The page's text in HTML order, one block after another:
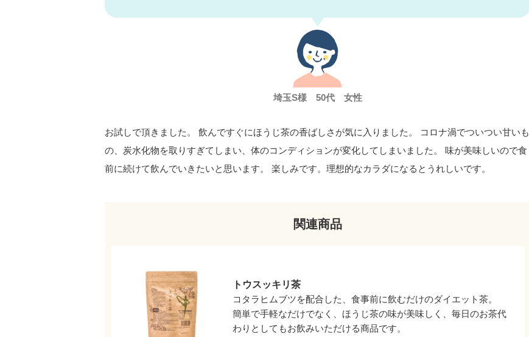
埼玉S様 50代 女性
お試しで頂きました。 飲んですぐにほうじ茶の香ばしさが気に入りました。 コロナ渦でついつい甘いも
の、炭水化物を取りすぎてしまい、体のコンディションが変化してしまいました。 味が美味しいので食
前に続けて飲んでいきたいと思います。 楽しみです。理想的なカラダになるとうれしいです。
関連商品
トウスッキリ茶
コタラヒムブツを配合した、食事前に飲むだけのダイエット茶。
簡単で手軽なだけでなく、ほうじ茶の味が美味しく、毎日のお茶代
わりとしてもお飲みいただける商品です。